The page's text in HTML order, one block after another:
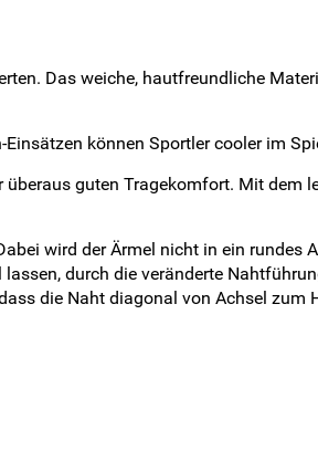
Das weiche, hautfreundliche
können Sportler cooler im
guten Tragekomfort. Mit
wird der Ärmel nicht in ein
durch die veränderte
die Naht diagonal von Achsel